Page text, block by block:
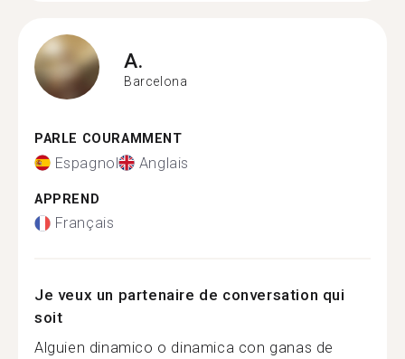
A.
Barcelona
PARLE COURAMMENT
Espagnol Anglais
APPREND
Français
Je veux un partenaire de conversation qui
soit
Alguien dinamico o dinamica con ganas de